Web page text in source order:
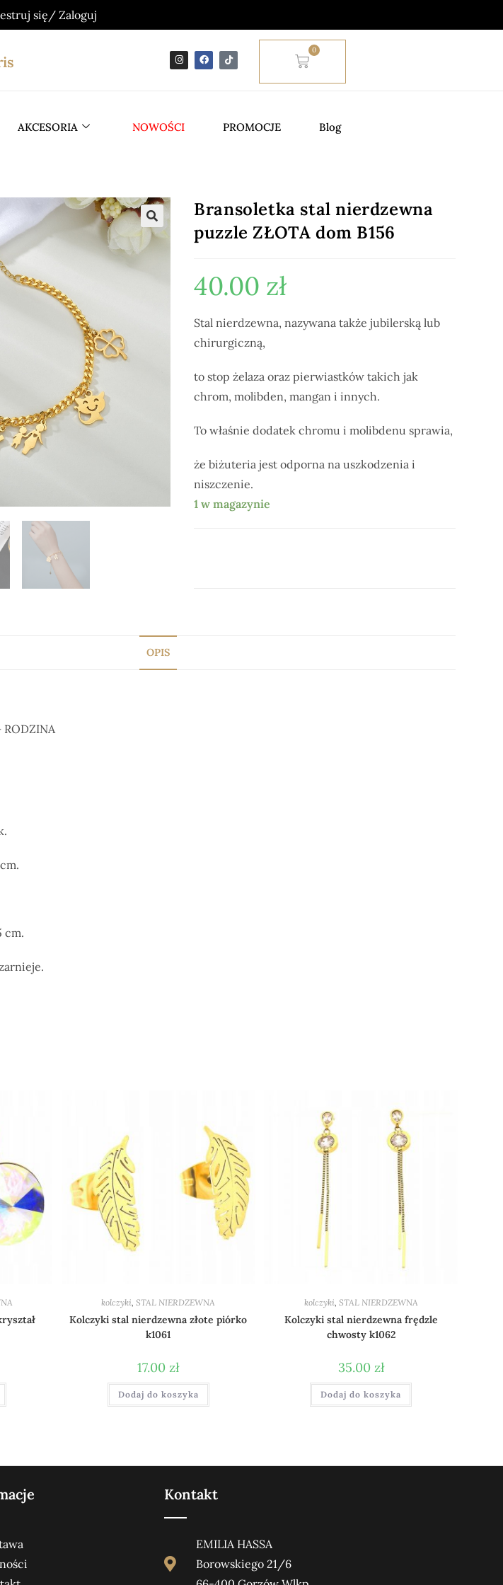
się/ Zaloguj
0
AKCESORIA NOWOŚCI PROMOCJE Blog
Bransoletka stal nierdzewna
puzzle ZŁOTA dom B156
40.00 zł
Stal nierdzewna, nazywana także jubilerską lub
chirurgiczną,
to stop żelaza oraz pierwiastków takich jak
chrom, molibden, mangan i innych.
To właśnie dodatek chromu i molibdenu sprawia,
że biżuteria jest odporna na uszkodzenia i
niszczenie.
1 w magazynie
OPIS
RODZINA
cm.
kolczyki,STAL NIERDZEWNA
Kolczyki stal nierdzewna złote piórko
k1061
17.00zł
Dodaj do koszyka
kolczyki, STAL NIERDZEWNA
Kolczyki stal nierdzewna frędzle
chwosty k1062
35.00 zł
Dodaj do koszyka
Kontakt
EMILIA HASSA
Borowskiego 21/6